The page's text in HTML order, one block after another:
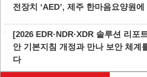
전장치 ‘AED’, 제주 한마음요양원
[2026 EDR·NDR·XDR 솔루션 리포
안 기본지침 개정과 만나 보안 체계
다